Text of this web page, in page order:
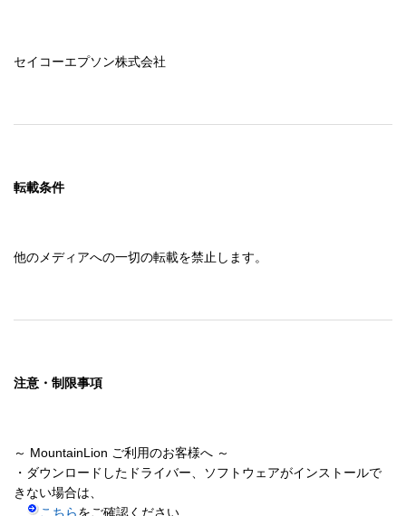
セイコーエプソン株式会社
転載条件
他のメディアへの一切の転載を禁止します。
注意・制限事項
～ MountainLion ご利用のお客様へ ～
・ダウンロードしたドライバー、ソフトウェアがインストールで
きない場合は、
こちらをご確認ください